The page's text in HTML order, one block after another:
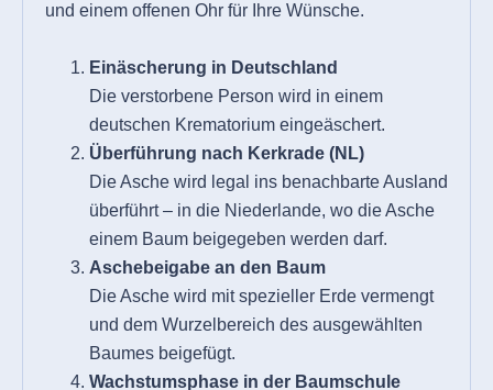
und einem offenen Ohr für Ihre Wünsche.
Einäscherung in Deutschland
Die verstorbene Person wird in einem
deutschen Krematorium eingeäschert.
Überführung nach Kerkrade (NL)
Die Asche wird legal ins benachbarte Ausland
überführt – in die Niederlande, wo die Asche
einem Baum beigegeben werden darf.
Aschebeigabe an den Baum
Die Asche wird mit spezieller Erde vermengt
und dem Wurzelbereich des ausgewählten
Baumes beigefügt.
Wachstumsphase in der Baumschule